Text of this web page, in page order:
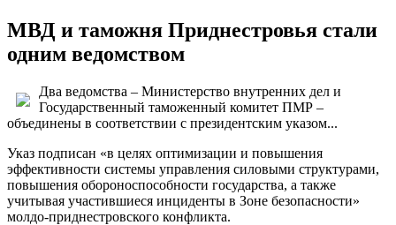
МВД и таможня Приднестровья стали
одним ведомством
Два ведомства – Министерство внутренних дел и
Государственный таможенный комитет ПМР –
объединены в соответствии с президентским указом...
Указ подписан «в целях оптимизации и повышения
эффективности системы управления силовыми структурами,
повышения обороноспособности государства, а также
учитывая участившиеся инциденты в Зоне безопасности»
молдо-приднестровского конфликта.